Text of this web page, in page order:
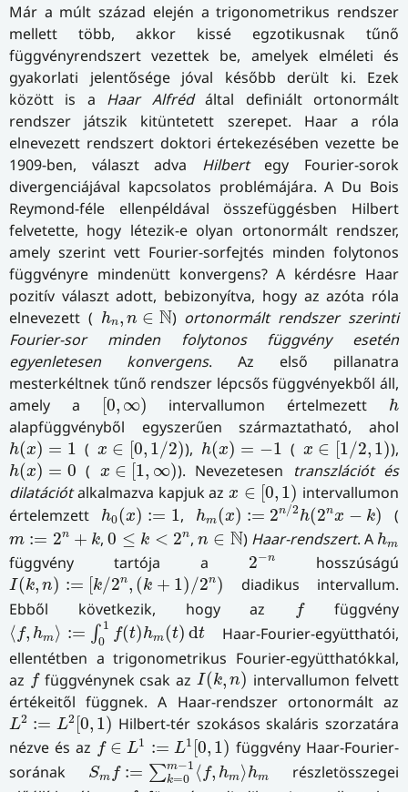
Már a múlt század elején a trigonometrikus rendszer
mellett több, akkor kissé egzotikusnak tűnő
függvényrendszert vezettek be, amelyek elméleti és
gyakorlati jelentősége jóval később derült ki. Ezek
között is a Haar Alfrédáltal definiált ortonormált
rendszer játszik kitüntetett szerepet. Haar a róla
elnevezett rendszert doktori értekezésében vezette be
1909-ben, választ adva Hilbertegy Fourier-sorok
divergenciájával kapcsolatos problémájára. A Du Bois
Reymond-féle ellenpéldával összefüggésben Hilbert
felvetette, hogy létezik-e olyan ortonormált rendszer,
amely szerint vett Fourier-sorfejtés minden folytonos
függvényre mindenütt konvergens? A kérdésre Haar
pozitív választ adott, bebizonyítva, hogy az azóta róla
elnevezett (
hn, n ∈ N
h n,n∈N ) ortonormált rendszer szerinti
Fourier-sor minden folytonos függvény esetén
egyenletesen konvergens. Az első pillanatra
mesterkéltnek tűnő rendszer lépcsős függvényekből áll,
amely a
[0, ∞)
[0,∞) intervallumon értelmezett h
h
alapfüggvényből egyszerűen származtatható, ahol
h(x) = 1
h(x)=1 ( x ∈ [0, 1/2)
x∈[ 0,1/2) ), h(x) = −1
h(x)=−1 ( x ∈ [1/2, 1)
x∈[1/2,1) ),
h(x) = 0
h(x)= ( x ∈ [1, ∞)
x∈[ 1,∞) ). Nevezetesen
transzlációt és
dilatációtalkalmazva kapjuk azx ∈ [0, 1)
x∈[0,1)
intervallumon
értelemzett
h0(x) := 1
h 0(x) := , hm(x) := 2n/2h(2nx − k)
hm(x) := 2n/2h(2nx−k) (
m := 2n + k
m := n+ ,0 ≤ k < 2n
0≤k<2 n , n ∈ N
n ∈ N ) Haar-rendszert. A hm
h m
függvény tartója a 2−n
2−n hosszúságú
I(k, n) := k/2n, (k + 1)/2n)
I(k,n):=[k 2n,(k+1)/2 n)
diadikus intervallum.
Ebből következik, hogy az
f
ffüggvény
⟨ f, hm⟩ := ∫ 1
0
f(t)hm(t) dt
⟨f,hm ⟩ 01f(t)hm( dt
Haar-Fourier-együtthatói,
ellentétben a trigonometrikus Fourier-együtthatókkal,
az f
ffüggvénynek csak azI(k, n)
I(k,n)
intervallumon felvett
értékeitől függnek. A Haar-rendszer ortonormált az
L2 := L2 [0, 1)
L2:=L2[0,1)
Hilbert-tér szokásos skaláris szorzatára
nézve és az f ∈ L1 := L1 [0, 1)
f∈L1:=L 1 [0,1)
függvény Haar-Fourier-
sorának
Sm f := ∑m−1
k=0 ⟨ f, hm⟩hm
Smf:=∑ k=0m−1⟨f, hm⟩hm
részletösszegei